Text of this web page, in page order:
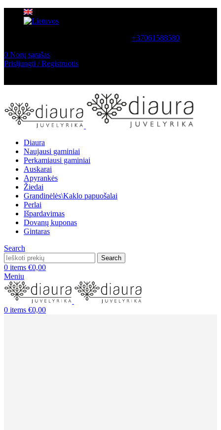
+37061588580
0 Norų sąrašas
Prisijungti / Registruotis
Diaura
Naujausi gaminiai
Perkamiausi gaminiai
Auskarai
Apyrankės
Žiedai
Grandinėlės\Kaklo papuošalai
Perlai
Išpardavimas
Dovanų kuponas
Gintaras
Search
Search
0 items €0,00
Meniu
0 items €0,00